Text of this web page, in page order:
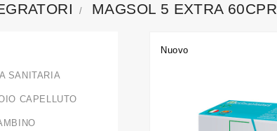
MAGSOL 5 EXTRA 60CPR
SANITARIA
CAPELLUTO
Nuovo